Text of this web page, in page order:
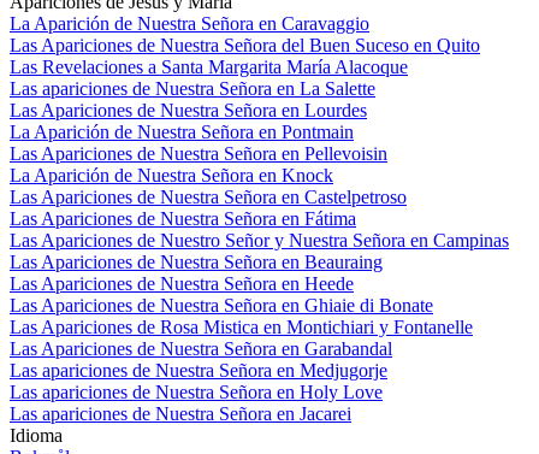
La Aparición de Nuestra Señora en Caravaggio
Las Apariciones de Nuestra Señora del Buen Suceso en Quito
Las Revelaciones a Santa Margarita María Alacoque
Las apariciones de Nuestra Señora en La Salette
Las Apariciones de Nuestra Señora en Lourdes
La Aparición de Nuestra Señora en Pontmain
Las Apariciones de Nuestra Señora en Pellevoisin
La Aparición de Nuestra Señora en Knock
Las Apariciones de Nuestra Señora en Castelpetroso
Las Apariciones de Nuestra Señora en Fátima
Las Apariciones de Nuestro Señor y Nuestra Señora en Campinas
Las Apariciones de Nuestra Señora en Beauraing
Las Apariciones de Nuestra Señora en Heede
Las Apariciones de Nuestra Señora en Ghiaie di Bonate
Las Apariciones de Rosa Mistica en Montichiari y Fontanelle
Las Apariciones de Nuestra Señora en Garabandal
Las apariciones de Nuestra Señora en Medjugorje
Las apariciones de Nuestra Señora en Holy Love
Las apariciones de Nuestra Señora en Jacarei
Idioma